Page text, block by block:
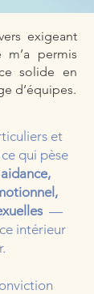
exigeant
permis
solide en
d’équipes.
et
qui pèse
—
intérieur